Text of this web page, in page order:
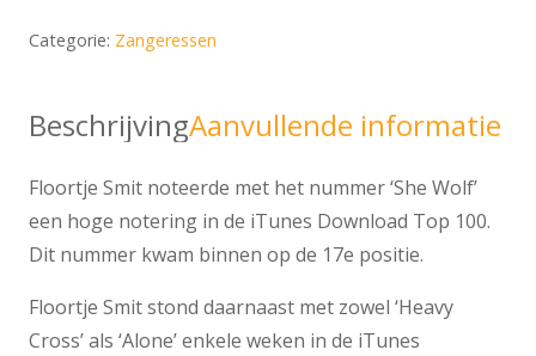
Categorie: Zangeressen
BeschrijvingAanvullende informatie
Floortje Smit noteerde met het nummer ‘She Wolf’
een hoge notering in de iTunes Download Top 100.
Dit nummer kwam binnen op de 17e positie.
Floortje Smit stond daarnaast met zowel ‘Heavy
Cross’ als ‘Alone’ enkele weken in de iTunes